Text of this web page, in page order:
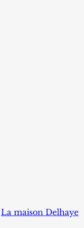
La maison Delhaye